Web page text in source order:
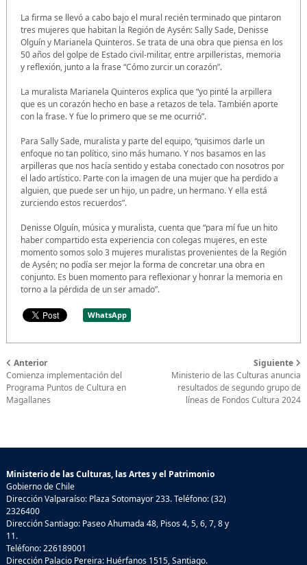
La firma se llevó a cabo bajo el mural recién terminado que pintaron
tres mujeres que habitan la Región de Aysén: Sally Sade, Denisse
Olguín y Marianela Quinteros. Se trata de una obra que piensa en los
50 años del golpe de Estado civil-militar, entre arpilleristas, memoria
y reflexión, junto a la frase “Cómo zurcir un corazón”.
La muralista Marianela Quinteros explica que “yo pinté la arpillera
que es un corazón hecho en base a retazos de tela. También aporte
con la frase. Y fue lo primero que se me ocurrió”.
Para Sally Sade, muralista y parte del equipo,“quisimos darle un
enfoque no tan político, sino más humano. Y nos basamos en las
arpilleras que nos hacía sentido y estaba conectado con nosotros por
el lado artístico. Parte con la imagen de una mujer que ha perdido a
alguien, que puede ser un hijo, un padre, un hermano. Y ella está
zurciendo estos recuerdos”.
Denisse Olguín, música y muralista, cuenta que “para mí fue un hito
haber compartido esta experiencia con colegas mujeres, en este
momento somos solo 3 mujeres muralistas provenientes de la Región
de Aysén; no podía ser mejor la forma de concretar una obra en
conjunto. Es buen momento para reflexionar y honrar la memoria en
torno a la pérdida de un ser amado”.
WhatsApp
Anterior
Comienza implementación del
Programa Puntos de Cultura en
Magallanes
Siguiente
Ministerio de las Culturas anuncia
resultados de segundo grupo de
líneas de Fondos Cultura 2024
Ministerio de las Culturas, las Artes y el Patrimonio
Gobierno de Chile
Dirección Valparaíso: Plaza Sotomayor 233. Teléfono: (32)
2326400
Dirección Santiago: Paseo Ahumada 48, Pisos 4, 5, 6, 7, 8 y
11.
Teléfono: 226189001
Dirección Palacio Pereira: Huérfanos 1515, Santiago.